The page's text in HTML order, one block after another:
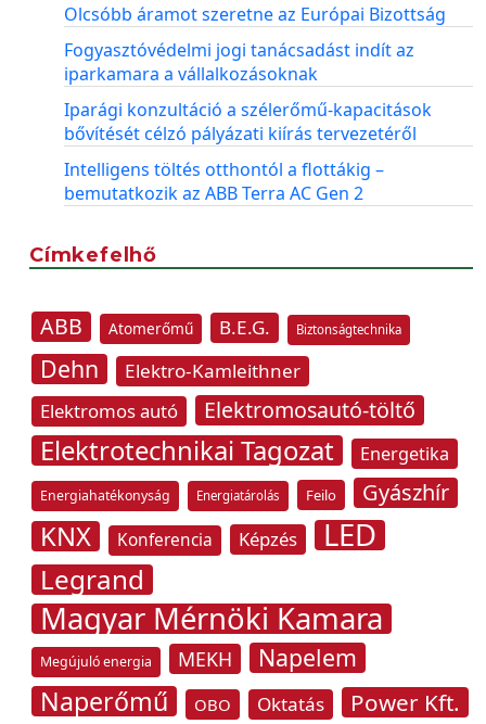
Olcsóbb áramot szeretne az Európai Bizottság
Fogyasztóvédelmi jogi tanácsadást indít az
iparkamara a vállalkozásoknak
Iparági konzultáció a szélerőmű-kapacitások
bővítését célzó pályázati kiírás tervezetéről
Intelligens töltés otthontól a flottákig –
bemutatkozik az ABB Terra AC Gen 2
Címkefelhő
ABB Atomerőmű B.E.G. Biztonságtechnika
Dehn
Elektro-Kamleithner
Elektromos autó
Elektromosautó-töltő
Elektrotechnikai Tagozat Energetika
Energiahatékonyság Energiatárolás Feilo Gyászhír
KNX Konferencia Képzés LED
Legrand
Magyar Mérnöki Kamara
Megújuló energia MEKH Napelem
Naperőmű OBO Oktatás Power Kft.